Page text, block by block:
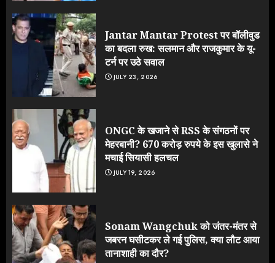
Jantar Mantar Protest पर बॉलीवुड
का बदला रुख: सलमान और राजकुमार के यू-
टर्न पर उठे सवाल
JULY 23, 2026
ONGC के खजाने से RSS के संगठनों पर
मेहरबानी? 670 करोड़ रुपये के इस खुलासे ने
मचाई सियासी हलचल
JULY 19, 2026
Sonam Wangchuk को जंतर-मंतर से
जबरन घसीटकर ले गई पुलिस, क्या लौट आया
तानाशाही का दौर?